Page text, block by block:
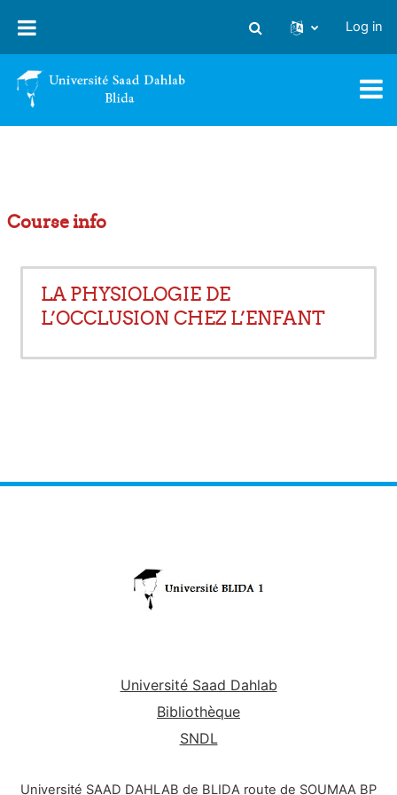
Toggle search input
Log in
Course info
LA PHYSIOLOGIE DE
L’OCCLUSION CHEZ L’ENFANT
Université Saad Dahlab
Bibliothèque
SNDL
Université SAAD DAHLAB de BLIDA route de SOUMAA BP